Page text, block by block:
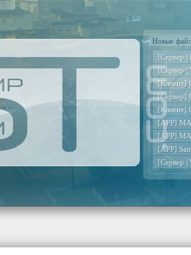
Новые
[Сервер |
[Сервер |
[Клиент]
[Сервер]
[Клиент]
[APP]
[APP]
[APP]
[Сервер |